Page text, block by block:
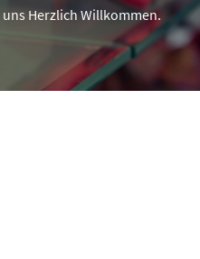
Herzlich Willkommen.